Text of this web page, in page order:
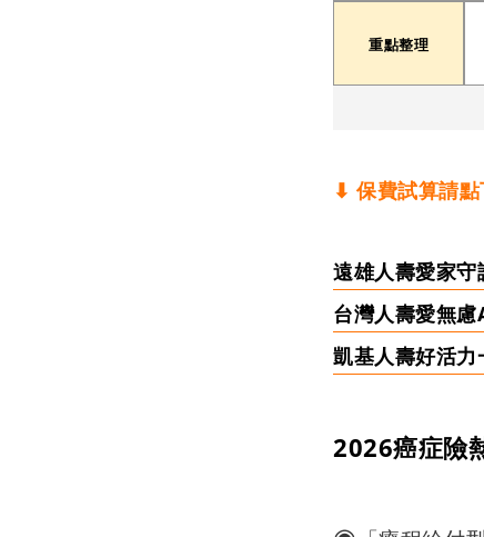
重點整理
⬇︎ 保費試算請
遠雄人壽愛家守
台灣人壽愛無
凱基人壽好活
2026癌症險